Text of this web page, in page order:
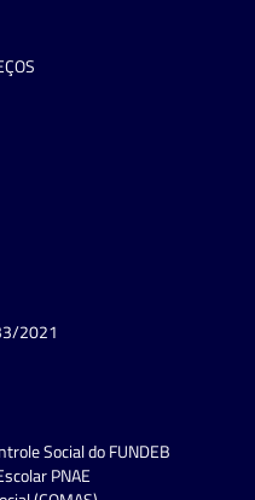
2021
Social do FUNDEB
PNAE